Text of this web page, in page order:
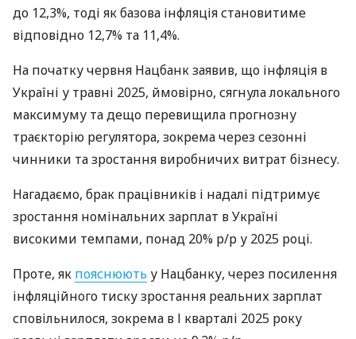
до 12,3%, тоді як базова інфляція становитиме
відповідно 12,7% та 11,4%.
На початку червня Нацбанк заявив, що інфляція в
Україні у травні 2025, ймовірно, сягнула локального
максимуму та дещо перевищила прогнозну
траєкторію регулятора, зокрема через сезонні
чинники та зростання виробничих витрат бізнесу.
Нагадаємо, брак працівників і надалі підтримує
зростання номінальних зарплат в Україні
високими темпами, понад 20% р/р у 2025 році.
Проте, як пояснюють у Нацбанку, через посилення
інфляційного тиску зростання реальних зарплат
сповільнилося, зокрема в І кварталі 2025 року